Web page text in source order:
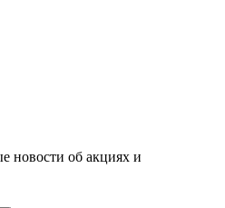
новости об акциях и